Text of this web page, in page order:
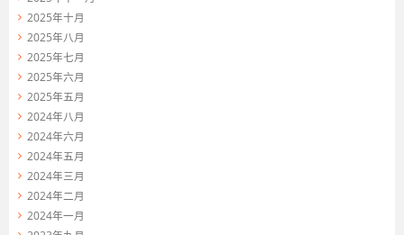
2025年十月
2025年八月
2025年七月
2025年六月
2025年五月
2024年八月
2024年六月
2024年五月
2024年三月
2024年二月
2024年一月